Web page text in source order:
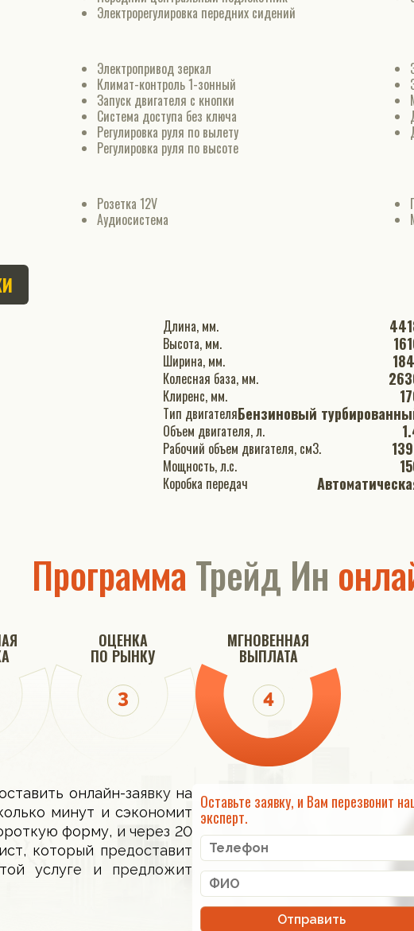
Электрорегулировка передних сидений
Электропривод зеркал
Климат-контроль 1-зонный
Запуск двигателя с кнопки
Система доступа без ключа
Регулировка руля по вылету
Регулировка руля по высоте
Розетка 12V
Аудиосистема
Длина, мм.
Высота, мм.
Ширина, мм.
Колесная база, мм.
Клиренс, мм.
Тип двигателяБензиновый
Объем двигателя, л.
Рабочий объем двигателя, см3.
Мощность, л.с.
Коробка передач
ПрограммаТрейд Ин
ОЦЕНКА
ПО РЫНКУ
МГНОВЕННАЯ
ВЫПЛАТА
онлайн-заявку на
минут и сэкономит
форму, и через 20
который предоставит
услуге и предложит
Оставьте заявку, и Вам перезвонит
эксперт.
Отправить